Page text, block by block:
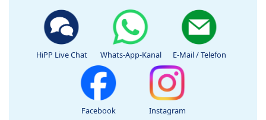
HiPP Live Chat Whats-App-Kanal E-Mail / Telefon
Facebook Instagram